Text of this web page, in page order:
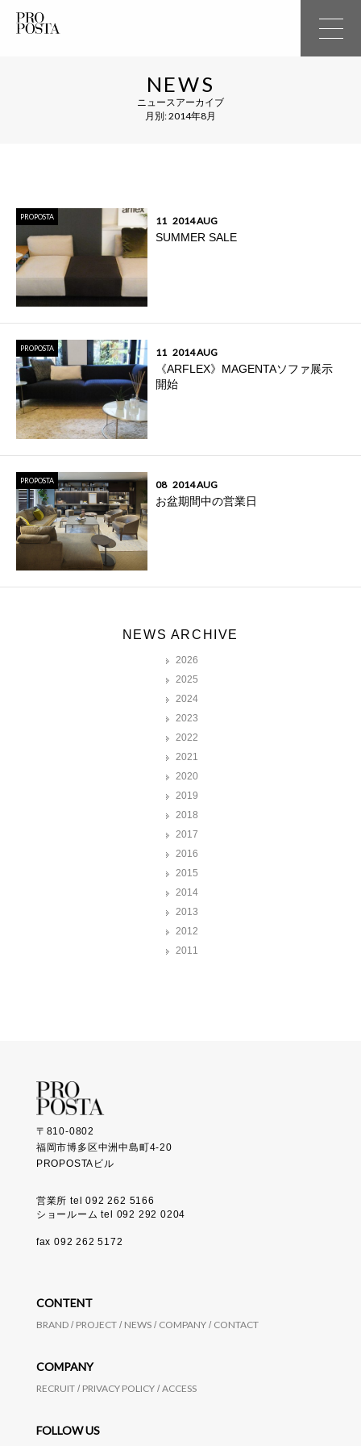
NEWS
ニュースアーカイブ
月別: 2014年8月
PROPOSTA 11 2014 AUG
SUMMER SALE
PROPOSTA 11 2014 AUG
《ARFLEX》MAGENTAソファ展示
開始
PROPOSTA 08 2014 AUG
お盆期間中の営業日
NEWS ARCHIVE
2026
2025
2024
2023
2022
2021
2020
2019
2018
2017
2016
2015
2014
2013
2012
2011
〒810-0802
福岡市博多区中洲中島町4-20
PROPOSTAビル
営業所 tel 092 262 5166
ショールーム tel 092 292 0204
fax 092 262 5172
CONTENT
BRAND PROJECT NEWS COMPANY CONTACT
COMPANY
RECRUIT PRIVACY POLICY ACCESS
FOLLOW US